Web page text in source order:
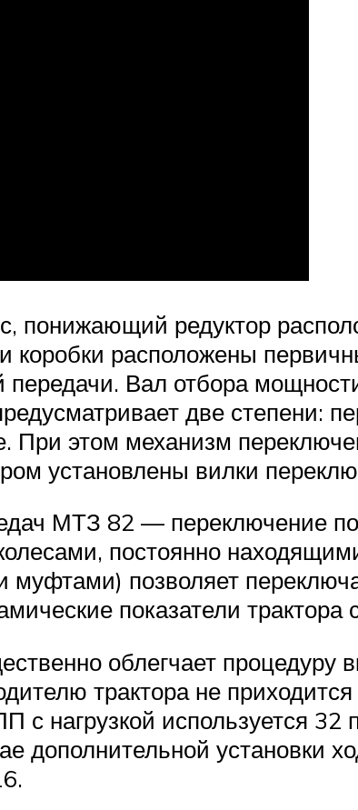
понижающий редуктор
коробки расположены
Вал отбора
две степени:
При этом механизм
установлены вилки
МТЗ 82 — переключение
постоянно
позволяет
показатели
облегчает
трактора не
с нагрузкой используется 32
дополнительной установки